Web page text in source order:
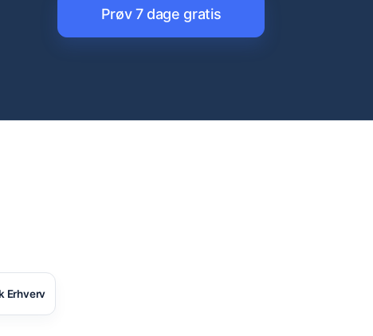
Prøv 7 dage gratis
Erhverv